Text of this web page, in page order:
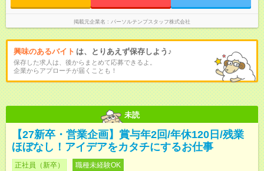
掲載元企業名 パーソルテンプスタッフ株式会社
興味のあるバイト は、とりあえず保存しよう♪
保存した求人は、後からまとめて応募できるよ。
企業からアプローチが届くことも！
未読
【27新卒・営業企画】賞与年2回/年休120日/残業
ほぼなし！アイデアをカタチにするお仕事
正社員（新卒） 職種未経験OK